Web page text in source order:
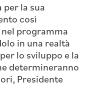
la sua
così
programma
in una realtà
lo sviluppo e la
determineranno
Presidente